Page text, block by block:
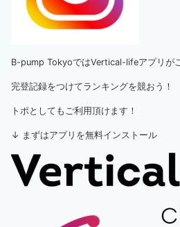
B-pump TokyoではVertical-lifeアプリが
完登記録をつけてランキングを競おう！
トポとしてもご利用頂けます！
↓ まずはアプリを無料インストール